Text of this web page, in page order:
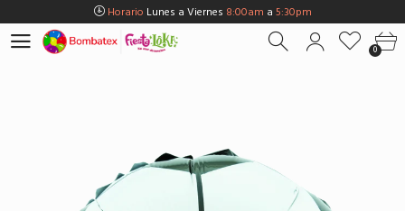
Horario Lunes a Viernes 8:00am a 5:30pm
HorarioSábados
5:00pm
HorarioDomingos y Fest.9:00ama
0